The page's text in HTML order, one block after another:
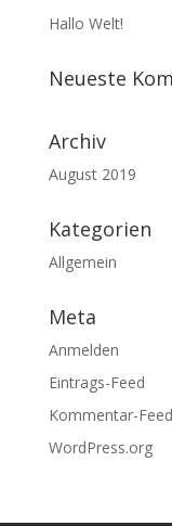
Hallo Welt!
Neueste
Archiv
August 2019
Kategorien
Allgemein
Meta
Anmelden
Eintrags-Feed
Kommentar-Feed
WordPress.org